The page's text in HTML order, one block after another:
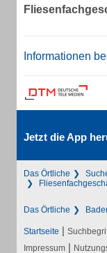
Informationen
Jetzt die App
Das Örtliche
Das Örtliche
Startseite |
Impressum |